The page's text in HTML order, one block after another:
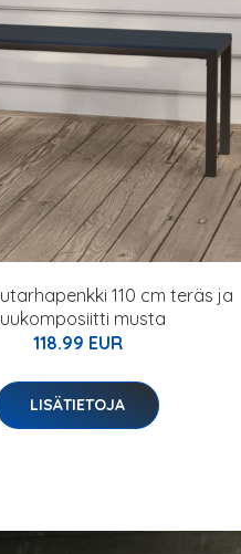
110 cm teräs ja
musta
118.99 EUR
LISÄTIETOJA